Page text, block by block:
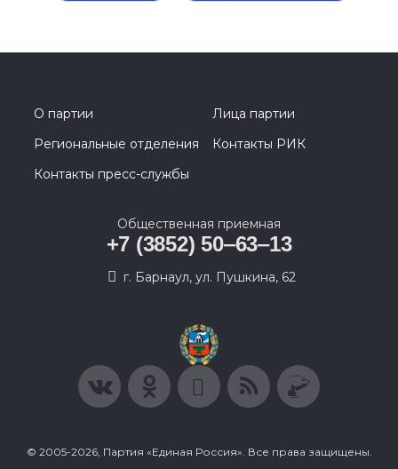
О партии
Лица партии
Региональные отделения
Контакты РИК
Контакты пресс-службы
Общественная приемная
+7 (3852) 50‒63‒13
г. Барнаул, ул. Пушкина, 62
© 2005-2026, Партия «Единая Россия». Все права защищены.